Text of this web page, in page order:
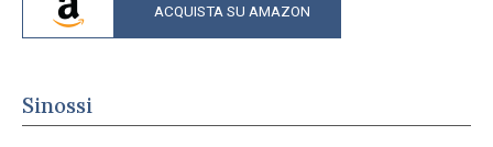
ACQUISTA SU AMAZON
Sinossi